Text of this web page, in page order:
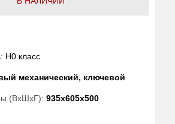
H0 класс
механический, ключевой
(ВхШхГ): 935x605x500